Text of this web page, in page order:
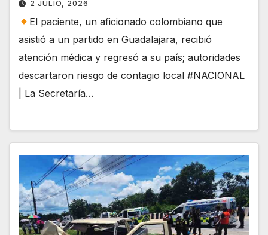
2 JULIO, 2026
El paciente, un aficionado colombiano que
asistió a un partido en Guadalajara, recibió
atención médica y regresó a su país; autoridades
descartaron riesgo de contagio local #NACIONAL
| La Secretaría…